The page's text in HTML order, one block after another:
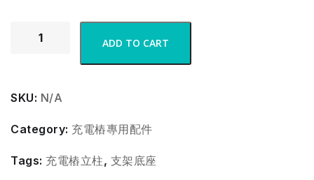
ADD TO CART
SKU: N/A
Category: 充電樁專用配件
Tags: 充電樁立柱, 支架底座